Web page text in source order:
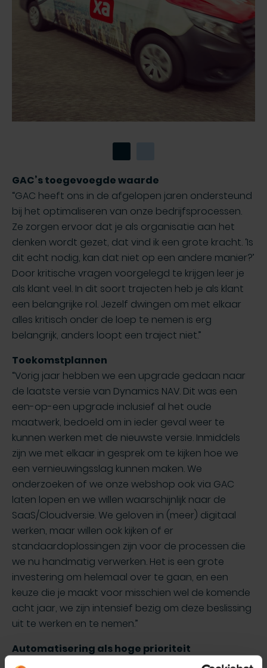
GAC’s toegevoegde waarde
“GAC heeft ons in de afgelopen jaren ondersteund
bij het optimaliseren van onze bedrijfsprocessen.
Ze zorgen ervoor dat je als organisatie aan het
denken wordt gezet, dat vind ik een grote kracht. ‘Is
dit echt nodig, kan dat niet op een andere manier?’
Door kritische vragen voorgelegd te krijgen leer je
als klant veel. In dit soort trajecten heb je als klant
een belangrijke rol. Jezelf dwingen om met elkaar
alles kritisch onder de loep te nemen is erg
belangrijk, anders loopt een traject niet.”
Toekomstplannen
“Vorig jaar hebben we een upgrade gedaan naar
de laatste versie van Dynamics NAV. Dit was een
een-op-een upgrade inclusief al het oude
maatwerk, bedoeld om in ieder geval weer te
kunnen werken met de nieuwste versie. Inmiddels
zijn we met elkaar in gesprek om te kijken hoe we
een vernieuwingsslag kunnen maken. We
onderzoeken of we onze webshop ook via GAC
laten lopen en we willen waarschijnlijk naar de
SaaS/Cloudversie. We geloven in (meer) digitaal
werken, maar willen ook kijken of er
standaardoplossingen zijn voor de processen die
we nu handmatig verwerken. Het is een grote
investering om helemaal over te gaan, en een
keuze die je maakt voor misschien wel de komende
acht jaar, we zijn intensief bezig om deze beslissing
uit te werken en te nemen.”
Automatisering als hoge prioriteit
Binnen XA Document Solutions staat